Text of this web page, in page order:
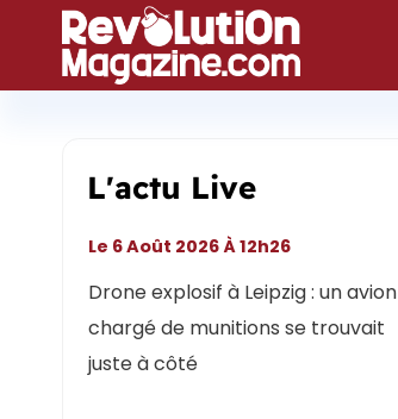
contenu
L'actu Live
Drone explosif à Leipzig : un avion
chargé de munitions se trouvait
juste à côté
Le 6 Août 2026 À 12h26